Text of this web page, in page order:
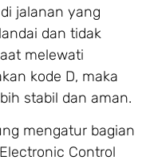
jalanan yang
dan tidak
melewati
kode D, maka
stabil dan aman.
mengatur bagian
Control